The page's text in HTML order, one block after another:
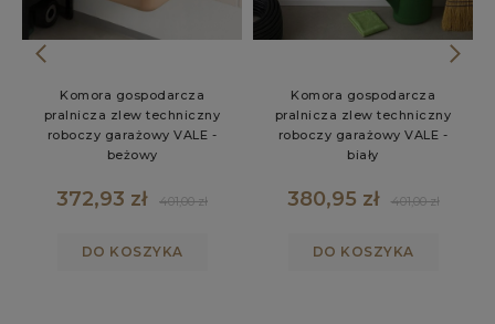
Komora gospodarcza
pralnicza zlew techniczny
roboczy garażowy VALE -
beżowy
372,93 zł 401,00 zł
DO KOSZYKA
Komora gospodarcza
pralnicza zlew techniczny
roboczy garażowy VALE -
biały
380,95 zł 401,00 zł
DO KOSZYKA